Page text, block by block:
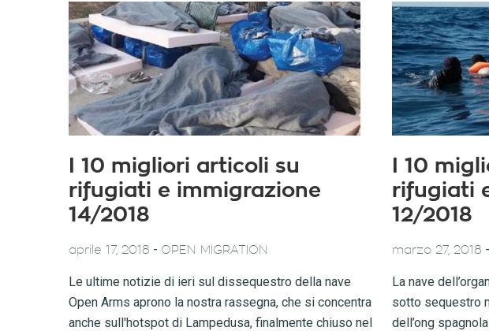
I 10 migliori articoli su
rifugiati e immigrazione
14/2018
aprile 17, 2018 - OPEN MIGRATION
Le ultime notizie di ieri sul dissequestro della nave
Open Arms aprono la nostra rassegna, che si concentra
anche sull'hotspot di Lampedusa, finalmente chiuso nel
I 10
rifugiati
12/2018
marzo 27, 2018 -
La nave
sotto sequestro
dell’ong